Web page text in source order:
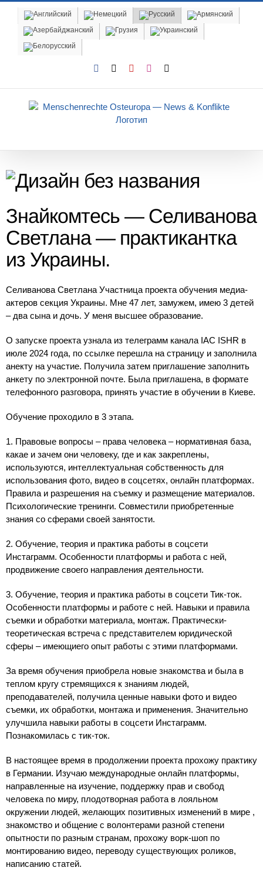
content
Facebook YouTubeInstagram
Знайкомтесь — Селиванова
Светлана — практикантка
из Украины.
Селиванова Светлана Участница проекта обучения медиа-
актеров секция Украины. Мне 47 лет, замужем, имею 3 детей
– два сына и дочь. У меня высшее образование.
О запуске проекта узнала из телеграмм канала IAC ISHR в
июле 2024 года, по ссылке перешла на страницу и заполнила
анекту на участие. Получила затем приглашение заполнить
анкету по электронной почте. Была приглашена, в формате
телефонного разговора, принять участие в обучении в Киеве.
Обучение проходило в 3 этапа.
1. Правовые вопросы – права человека – нормативная база,
какае и зачем они человеку, где и как закреплены,
используются, интеллектуальная собственность для
использования фото, видео в соцсетях, онлайн платформах.
Правила и разрешения на съемку и размещение материалов.
Психологические тренинги. Совместили приобретенные
знания со сферами своей занятости.
2. Обучение, теория и практика работы в соцсети
Инстаграмм. Особенности платформы и работа с ней,
продвижение своего направления деятельности.
3. Обучение, теория и практика работы в соцсети Тик-ток.
Особенности платформы и работе с ней. Навыки и правила
съемки и обработки материала, монтаж. Практически-
теоретическая встреча с представителем юридической
сферы – имеющиего опыт работы с этими платформами.
За время обучения приобрела новые знакомства и была в
теплом кругу стремящихся к знаниям людей,
преподавателей, получила ценные навыки фото и видео
съемки, их обработки, монтажа и применения. Значительно
улучшила навыки работы в соцсети Инстаграмм.
Познакомилась с тик-ток.
В настоящее время в продолжении проекта прохожу практику
в Германии. Изучаю международные онлайн платформы,
направленные на изучение, поддержку прав и свобод
человека по миру, плодотворная работа в лояльном
окружении людей, желающих позитивных изменений в мире ,
знакомство и общение с волонтерами разной степени
опытности по разным странам, прохожу ворк-шоп по
монтированию видео, переводу существующих роликов,
написанию статей.